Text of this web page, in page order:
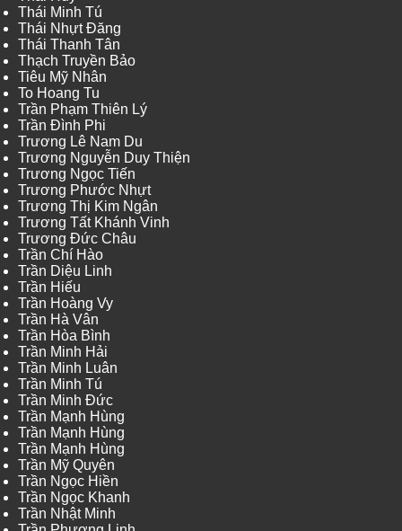
Thái Minh Tú
Thái Nhựt Đăng
Thái Thanh Tân
Thạch Truyền Bảo
Tiêu Mỹ Nhân
To Hoang Tu
Trần Phạm Thiên Lý
Trần Đình Phi
Trương Lê Nam Du
Trương Nguyễn Duy Thiện
Trương Ngọc Tiến
Trương Phước Nhựt
Trương Thị Kim Ngân
Trương Tất Khánh Vinh
Trương Đức Châu
Trần Chí Hào
Trần Diệu Linh
Trần Hiếu
Trần Hoàng Vy
Trần Hà Vân
Trần Hòa Bình
Trần Minh Hải
Trần Minh Luân
Trần Minh Tú
Trần Minh Đức
Trần Mạnh Hùng
Trần Mạnh Hùng
Trần Mạnh Hùng
Trần Mỹ Quyên
Trần Ngọc Hiền
Trần Ngọc Khanh
Trần Nhật Minh